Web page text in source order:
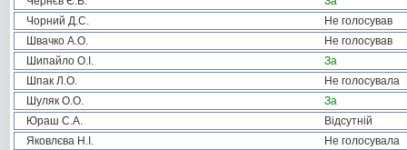
Чорний Д.С.
Не голосував
Швачко А.О.
Не голосував
Шипайло О.І.
За
Шпак Л.О.
Не голосувала
Шуляк О.О.
За
Юраш С.А.
Відсутній
Яковлєва Н.І.
Не голосувала